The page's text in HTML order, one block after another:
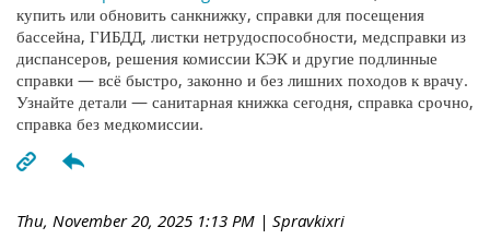
купить или обновить санкнижку, справки для посещения
бассейна, ГИБДД, листки нетрудоспособности, медсправки из
диспансеров, решения комиссии КЭК и другие подлинные
справки — всё быстро, законно и без лишних походов к врачу.
Узнайте детали — санитарная книжка сегодня, справка срочно,
справка без медкомиссии.
Thu, November 20, 2025 1:13 PM | Spravkixri